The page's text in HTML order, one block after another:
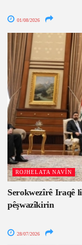
01/08/2026
ROJHELATA NAVÎN
Serokwezîrê Iraqê
pêşwazîkirin
28/07/2026